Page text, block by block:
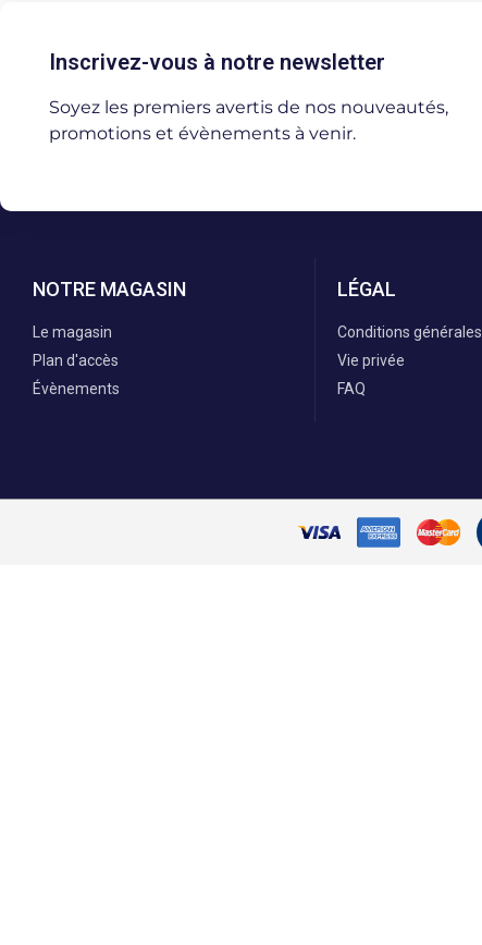
Inscrivez-vous à notre newsletter
Soyez les premiers avertis de nos nouveautés,
promotions et évènements à venir.
NOTRE MAGASIN
Le magasin
Plan d'accès
Évènements
LÉGAL
Conditions générales
Vie privée
FAQ